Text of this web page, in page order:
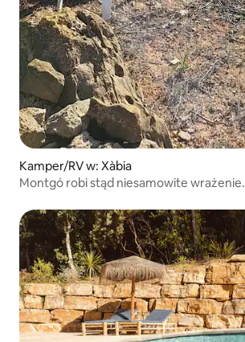
Kamper/RV w: Xàbia
Montgó robi stąd niesamowite wrażenie.